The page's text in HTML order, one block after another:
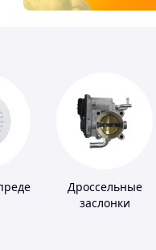
Дроссельные
заслонки